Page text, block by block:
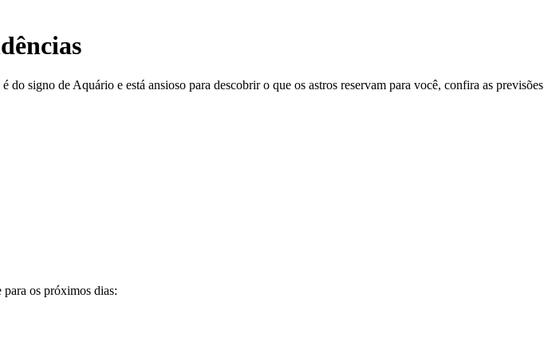
signo de Aquário e está ansioso para descobrir o que os astros reservam para você, confira as previsões
os próximos dias: